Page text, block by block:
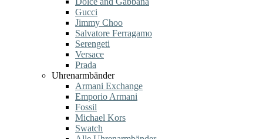
Gucci
Jimmy Choo
Salvatore Ferragamo
Serengeti
Versace
Prada
Uhrenarmbänder
Armani Exchange
Emporio Armani
Fossil
Michael Kors
Swatch